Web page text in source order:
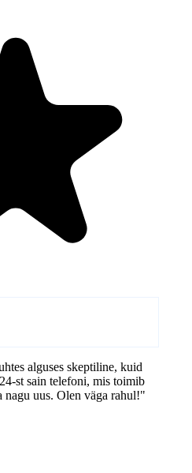
alguses skeptiline, kuid
st sain telefoni, mis toimib
nagu uus. Olen väga rahul!"